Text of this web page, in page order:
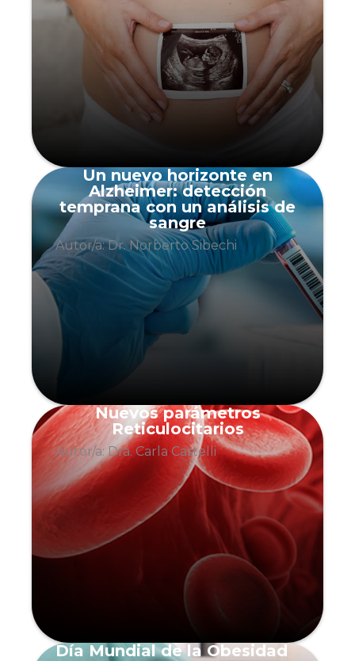
Un nuevo horizonte en
Alzheimer: detección
temprana con un análisis de
sangre
Autor/a: Dr. Norberto Sibechi
Nuevos parámetros
Reticulocitarios
Autor/a: Dra. Carla Castelli
Día Mundial de la Obesidad